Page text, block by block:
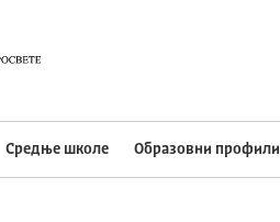
Средње школе Oбразовни профили